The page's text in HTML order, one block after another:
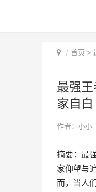
首页 >
最强
家自白
作者： 小小
摘要：最
家仰望与
而，当人